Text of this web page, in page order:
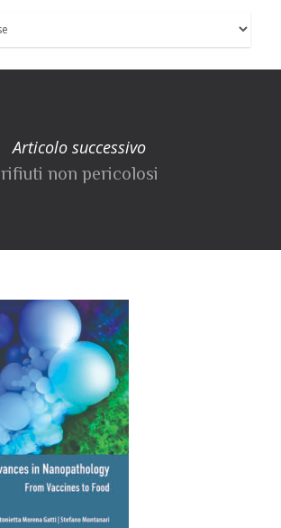
Articolo successivo
rifiuti non pericolosi